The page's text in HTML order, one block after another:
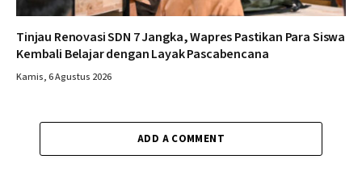
Tinjau Renovasi SDN 7 Jangka, Wapres Pastikan Para Siswa
Kembali Belajar dengan Layak Pascabencana
Kamis, 6 Agustus 2026
ADD A COMMENT